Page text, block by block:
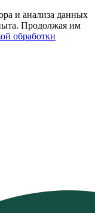
и анализа данных
Продолжая им
обработки